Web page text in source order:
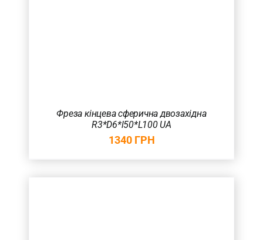
Фреза кінцева сферична двозахідна
R3*D6*l50*L100 UA
1340 ГРН